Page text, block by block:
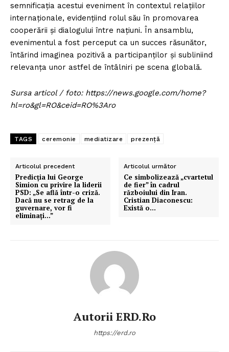
semnificația acestui eveniment în contextul relațiilor
internaționale, evidențiind rolul său în promovarea
cooperării și dialogului între națiuni. În ansamblu,
evenimentul a fost perceput ca un succes răsunător,
întărind imaginea pozitivă a participanților și subliniind
relevanța unor astfel de întâlniri pe scena globală.
Sursa articol / foto: https://news.google.com/home?
hl=ro&gl=RO&ceid=RO%3Aro
TAGS ceremonie mediatizare prezență
Articolul precedent
Predicția lui George
Simion cu privire la liderii
PSD: „Se află într-o criză.
Dacă nu se retrag de la
guvernare, vor fi
eliminați…”
Articolul următor
Ce simbolizează „cvartetul
de fier” în cadrul
războiului din Iran.
Cristian Diaconescu:
Există o…
Autorii ERD.ro
https://erd.ro